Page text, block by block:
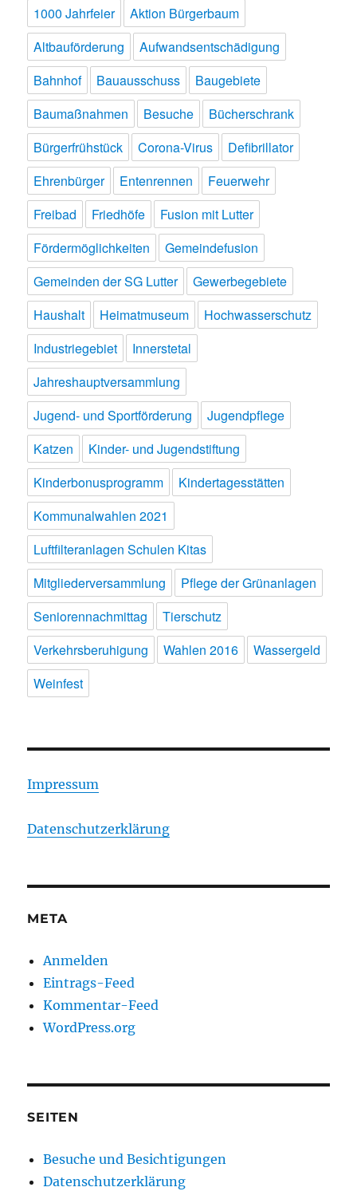
1000 Jahrfeier
Aktion Bürgerbaum
Altbauförderung
Aufwandsentschädigung
Bahnhof
Bauausschuss
Baugebiete
Baumaßnahmen
Besuche
Bücherschrank
Bürgerfrühstück
Corona-Virus
Defibrillator
Ehrenbürger
Entenrennen
Feuerwehr
Freibad
Friedhöfe
Fusion mit Lutter
Fördermöglichkeiten
Gemeindefusion
Gemeinden der SG Lutter
Gewerbegebiete
Haushalt
Heimatmuseum
Hochwasserschutz
Industriegebiet
Innerstetal
Jahreshauptversammlung
Jugend- und Sportförderung
Jugendpflege
Katzen
Kinder- und Jugendstiftung
Kinderbonusprogramm
Kindertagesstätten
Kommunalwahlen 2021
Luftfilteranlagen Schulen Kitas
Mitgliederversammlung
Pflege der Grünanlagen
Seniorennachmittag
Tierschutz
Verkehrsberuhigung
Wahlen 2016
Wassergeld
Weinfest
Impressum
Datenschutzerklärung
META
Anmelden
Eintrags-Feed
Kommentar-Feed
WordPress.org
SEITEN
Besuche und Besichtigungen
Datenschutzerklärung